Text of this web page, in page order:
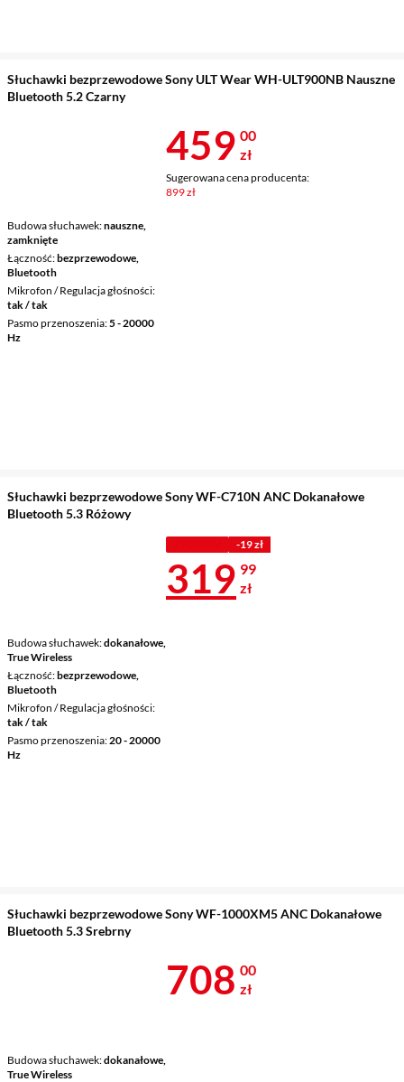
Słuchawki bezprzewodowe Sony ULT Wear WH-ULT900NB Nauszne
Bluetooth 5.2 Czarny
Budowa słuchawek nauszne,
zamknięte
Łączność bezprzewodowe,
Bluetooth
Mikrofon / Regulacja głośności
tak / tak
Pasmo przenoszenia 5 - 20000
Hz
Cena 459 zł
459 00
zł
Sugerowana cena producenta:
899 zł
Słuchawki bezprzewodowe Sony WF-C710N ANC Dokanałowe
Bluetooth 5.3 Różowy
Budowa słuchawek dokanałowe,
True Wireless
Łączność bezprzewodowe,
Bluetooth
Mikrofon / Regulacja głośności
tak / tak
Pasmo przenoszenia 20 - 20000
Hz
-19 zł
Cena 319,99
319 99
zł
Słuchawki bezprzewodowe Sony WF-1000XM5 ANC Dokanałowe
Bluetooth 5.3 Srebrny
Budowa słuchawek dokanałowe,
True Wireless
Cena 708 zł
708 00
zł